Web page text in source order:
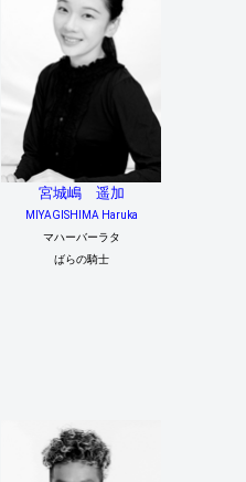
宮城嶋 遥加
MIYAGISHIMA Haruka
マハーバーラタ
ばらの騎士